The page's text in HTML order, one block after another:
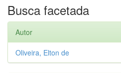
Busca facetada
Autor
Oliveira, Elton de